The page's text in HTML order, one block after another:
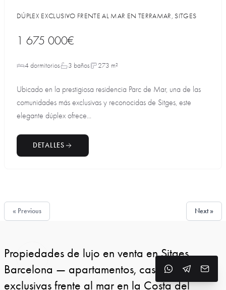
DÚPLEX EXCLUSIVO FRENTE AL MAR EN TERRAMAR, SITGES
1 675 000€
4 dormitorios 3 baños 273 m²
Ubicado en la prestigiosa residencia Parc de Mar, una de las
comunidades más exclusivas y reconocidas de Sitges, este
elegante dúplex ofrece...
DETALLES
« Previous Next »
Propiedades de lujo en venta en Sitges,
Barcelona — apartamentos, casas y villas
exclusivas frente al mar en la Costa del